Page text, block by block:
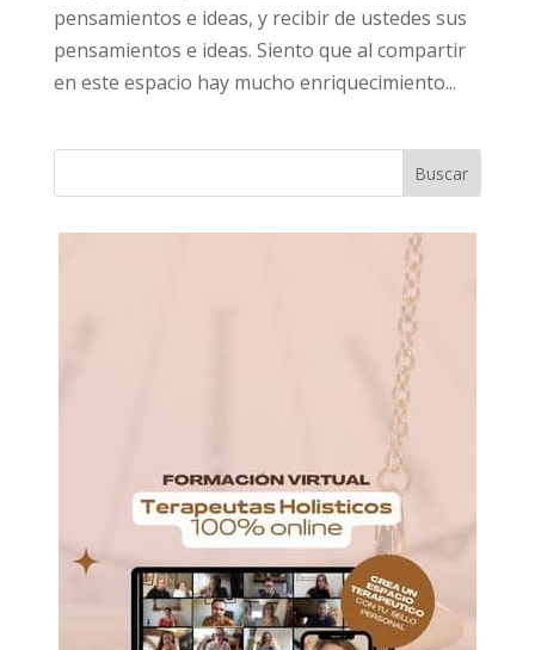
pensamientos e ideas, y recibir de ustedes sus
pensamientos e ideas. Siento que al compartir
en este espacio hay mucho enriquecimiento...